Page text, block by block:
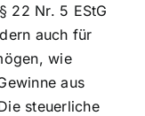
22 Nr. 5 EStG
auch für
wie
aus
steuerliche